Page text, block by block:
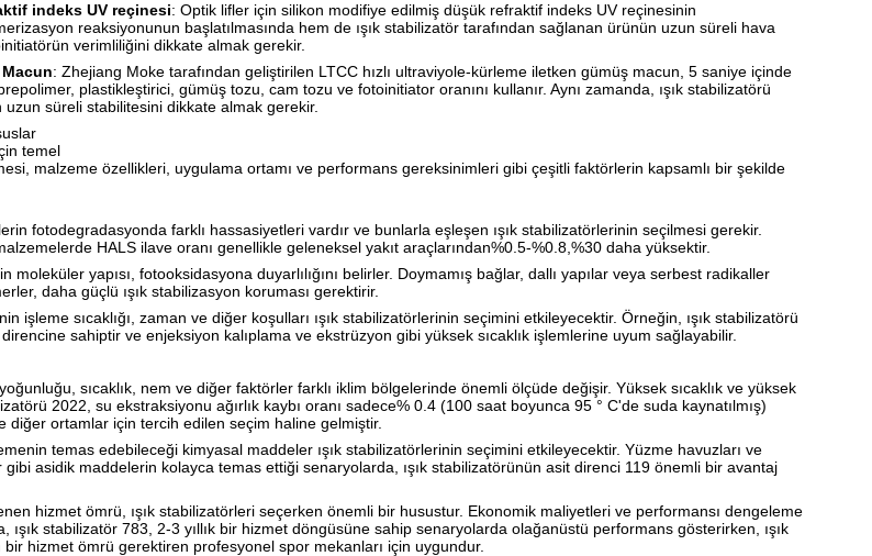
indeks UV reçinesi: Optik lifler için silikon modifiye edilmiş düşük refraktif indeks UV reçinesinin
reaksiyonunun başlatılmasında hem de ışık stabilizatör tarafından sağlanan ürünün uzun süreli hava
verimliliğini dikkate almak gerekir.
Macun: Zhejiang Moke tarafından geliştirilen LTCC hızlı ultraviyole-kürleme iletken gümüş macun, 5 saniye içinde
plastikleştirici, gümüş tozu, cam tozu ve fotoinitiator oranını kullanır. Aynı zamanda, ışık stabilizatörü
süreli stabilitesini dikkate almak gerekir.
temel
malzeme özellikleri, uygulama ortamı ve performans gereksinimleri gibi çeşitli faktörlerin kapsamlı bir şekilde
fotodegradasyonda farklı hassasiyetleri vardır ve bunlarla eşleşen ışık stabilizatörlerinin seçilmesi gerekir.
HALS ilave oranı genellikle geleneksel yakıt araçlarından%0.5-%0.8,%30 daha yüksektir.
moleküler yapısı, fotooksidasyona duyarlılığını belirler. Doymamış bağlar, dallı yapılar veya serbest radikaller
daha güçlü ışık stabilizasyon koruması gerektirir.
işleme sıcaklığı, zaman ve diğer koşulları ışık stabilizatörlerinin seçimini etkileyecektir. Örneğin, ışık stabilizatörü
sahiptir ve enjeksiyon kalıplama ve ekstrüzyon gibi yüksek sıcaklık işlemlerine uyum sağlayabilir.
sıcaklık, nem ve diğer faktörler farklı iklim bölgelerinde önemli ölçüde değişir. Yüksek sıcaklık ve yüksek
2022, su ekstraksiyonu ağırlık kaybı oranı sadece% 0.4 (100 saat boyunca 95 ° C'de suda kaynatılmış)
diğer ortamlar için tercih edilen seçim haline gelmiştir.
temas edebileceği kimyasal maddeler ışık stabilizatörlerinin seçimini etkileyecektir. Yüzme havuzları ve
asidik maddelerin kolayca temas ettiği senaryolarda, ışık stabilizatörünün asit direnci 119 önemli bir avantaj
hizmet ömrü, ışık stabilizatörleri seçerken önemli bir husustur. Ekonomik maliyetleri ve performansı dengeleme
ışık stabilizatör 783, 2-3 yıllık bir hizmet döngüsüne sahip senaryolarda olağanüstü performans gösterirken, ışık
hizmet ömrü gerektiren profesyonel spor mekanları için uygundur.